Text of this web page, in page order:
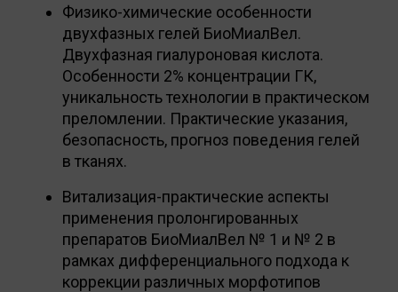
Физико-химические особенности
двухфазных гелей БиоМиалВел.
Двухфазная гиалуроновая кислота.
Особенности 2% концентрации ГК,
уникальность технологии в практическом
преломлении. Практические указания,
безопасность, прогноз поведения гелей
в тканях.
Витализация-практические аспекты
применения пролонгированных
препаратов БиоМиалВел № 1 и № 2 в
рамках дифференциального подхода к
коррекции различных морфотипов